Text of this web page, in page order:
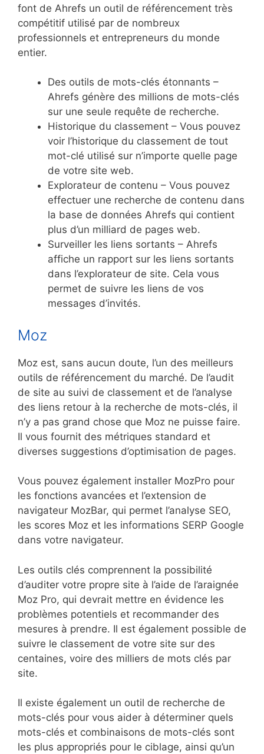
font de Ahrefs un outil de référencement très
compétitif utilisé par de nombreux
professionnels et entrepreneurs du monde
entier.
Des outils de mots-clés étonnants –
Ahrefs génère des millions de mots-clés
sur une seule requête de recherche.
Historique du classement – Vous pouvez
voir l’historique du classement de tout
mot-clé utilisé sur n’importe quelle page
de votre site web.
Explorateur de contenu – Vous pouvez
effectuer une recherche de contenu dans
la base de données Ahrefs qui contient
plus d’un milliard de pages web.
Surveiller les liens sortants – Ahrefs
affiche un rapport sur les liens sortants
dans l’explorateur de site. Cela vous
permet de suivre les liens de vos
messages d’invités.
Moz
Moz est, sans aucun doute, l’un des meilleurs
outils de référencement du marché. De l’audit
de site au suivi de classement et de l’analyse
des liens retour à la recherche de mots-clés, il
n’y a pas grand chose que Moz ne puisse faire.
Il vous fournit des métriques standard et
diverses suggestions d’optimisation de pages.
Vous pouvez également installer MozPro pour
les fonctions avancées et l’extension de
navigateur MozBar, qui permet l’analyse SEO,
les scores Moz et les informations SERP Google
dans votre navigateur.
Les outils clés comprennent la possibilité
d’auditer votre propre site à l’aide de l’araignée
Moz Pro, qui devrait mettre en évidence les
problèmes potentiels et recommander des
mesures à prendre. Il est également possible de
suivre le classement de votre site sur des
centaines, voire des milliers de mots clés par
site.
Il existe également un outil de recherche de
mots-clés pour vous aider à déterminer quels
mots-clés et combinaisons de mots-clés sont
les plus appropriés pour le ciblage, ainsi qu’un